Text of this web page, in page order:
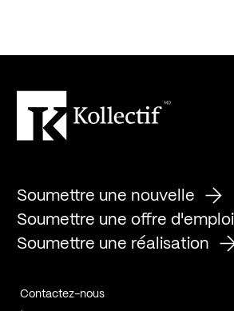
Soumettre une nouvelle
Soumettre une offre d'emploi
Soumettre une réalisation
Contactez-nous